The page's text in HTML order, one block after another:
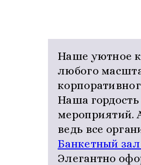
Наше уютное
любого
Наша
мероприятий.
ведь все
Банкетный
Элегантно